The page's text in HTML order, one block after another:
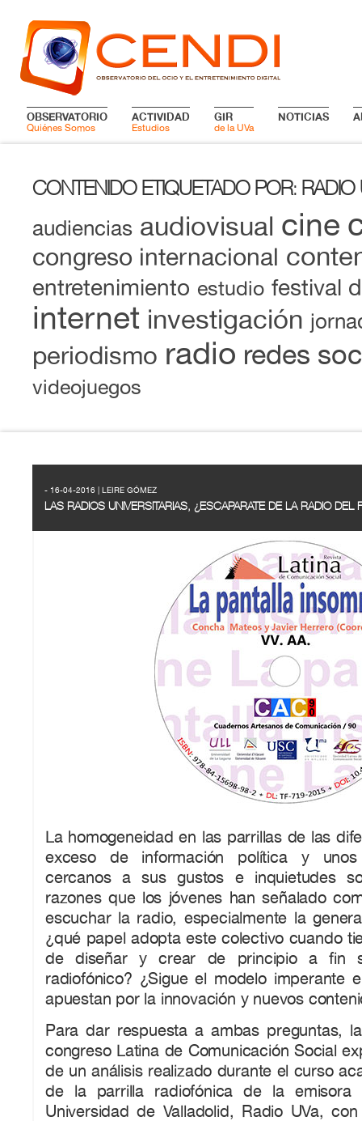
OBSERVATORIO
Quiénes Somos
ACTIVIDAD
Estudios
GIR
de la UVa
NOTICIAS
CONTENIDO ETIQUETADO POR: RADIO
audiencias audiovisual cine
congreso internacional
entretenimiento estudio festival
internet investigación
periodismo radio redes
videojuegos
- 16-04-2016 | LEIRE GÓMEZ
LAS RADIOS UNIVERSITARIAS, ¿ESCAPARATE DE LA RADIO DEL
La homogeneidad en las parrillas de las
exceso de información política y
cercanos a sus gustos e inquietudes
razones que los jóvenes han señalado
escuchar la radio, especialmente la
¿qué papel adopta este colectivo cuando
de diseñar y crear de principio a fin
radiofónico? ¿Sigue el modelo imperante
apuestan por la innovación y nuevos
Para dar respuesta a ambas preguntas,
congreso Latina de Comunicación Social
de un análisis realizado durante el curso
de la parrilla radiofónica de la emisora
Universidad de Valladolid, Radio UVa,